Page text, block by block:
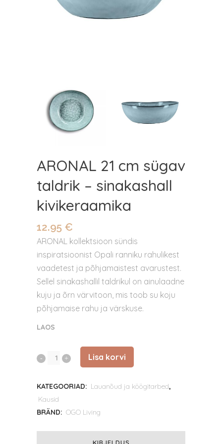
ARONAL 21 cm sügav
taldrik – sinakashall
kivikeraamika
12.95 €
ARONAL kollektsioon sündis
inspiratsioonist Opali ranniku rahulikest
vaadetest ja põhjamaistest avarustest.
Sellel sinakashallil taldrikul on ainulaadne
kuju ja õrn värvitoon, mis toob su koju
põhjamaise rahu ja värskuse.
LAOS
ARONAL
sügav
taldrik
Lisa korvi
KATEGOORIAD: Lauanõud ja köögitarbed,
Kausid
BRÄND: OGO Living